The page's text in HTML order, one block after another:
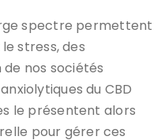
spectre permettent
stress, des
nos sociétés
du CBD
le présentent alors
pour gérer ces